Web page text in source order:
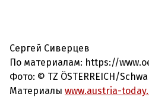
Сергей Сиверцев
По материалам: https://
Фото: © TZ ÖSTERREICH/
Материалы www.austria-